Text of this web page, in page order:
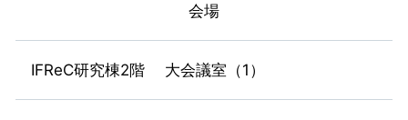
会場
IFReC研究棟2階 大会議室（1）